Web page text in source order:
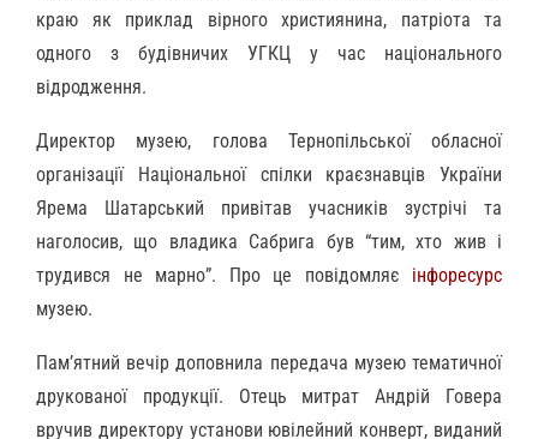
краю як приклад вірного християнина, патріота та
одного з будівничих УГКЦ у час національного
відродження.
Директор музею, голова Тернопільської обласної
організації Національної спілки краєзнавців України
Ярема Шатарський привітав учасників зустрічі та
наголосив, що владика Сабрига був “тим, хто жив і
трудився не марно”. Про це повідомляє інфоресурс
музею.
Пам’ятний вечір доповнила передача музею тематичної
друкованої продукції. Отець митрат Андрій Говера
вручив директору установи ювілейний конверт, виданий